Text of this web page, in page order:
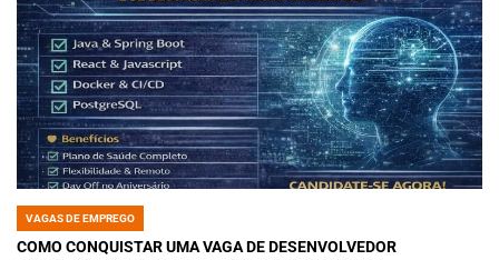
POSTED
IN
VAGAS DE EMPREGO
COMO CONQUISTAR UMA VAGA DE DESENVOLVEDOR